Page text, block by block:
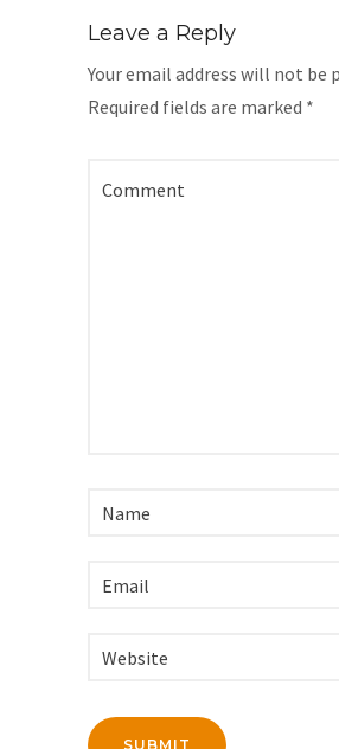
Leave a Reply
Your email address will not be
Required fields are marked *